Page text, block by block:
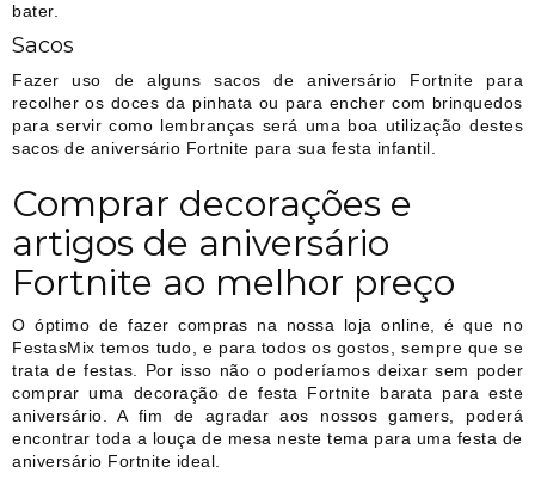
bater.
Sacos
Fazer uso de alguns sacos de aniversário Fortnite para
recolher os doces da pinhata ou para encher com brinquedos
para servir como lembranças será uma boa utilização destes
sacos de aniversário Fortnite para sua festa infantil.
Comprar decorações e
artigos de aniversário
Fortnite ao melhor preço
O óptimo de fazer compras na nossa loja online, é que no
FestasMix temos tudo, e para todos os gostos, sempre que se
trata de festas. Por isso não o poderíamos deixar sem poder
comprar uma decoração de festa Fortnite barata para este
aniversário. A fim de agradar aos nossos gamers, poderá
encontrar toda a louça de mesa neste tema para uma festa de
aniversário Fortnite ideal.